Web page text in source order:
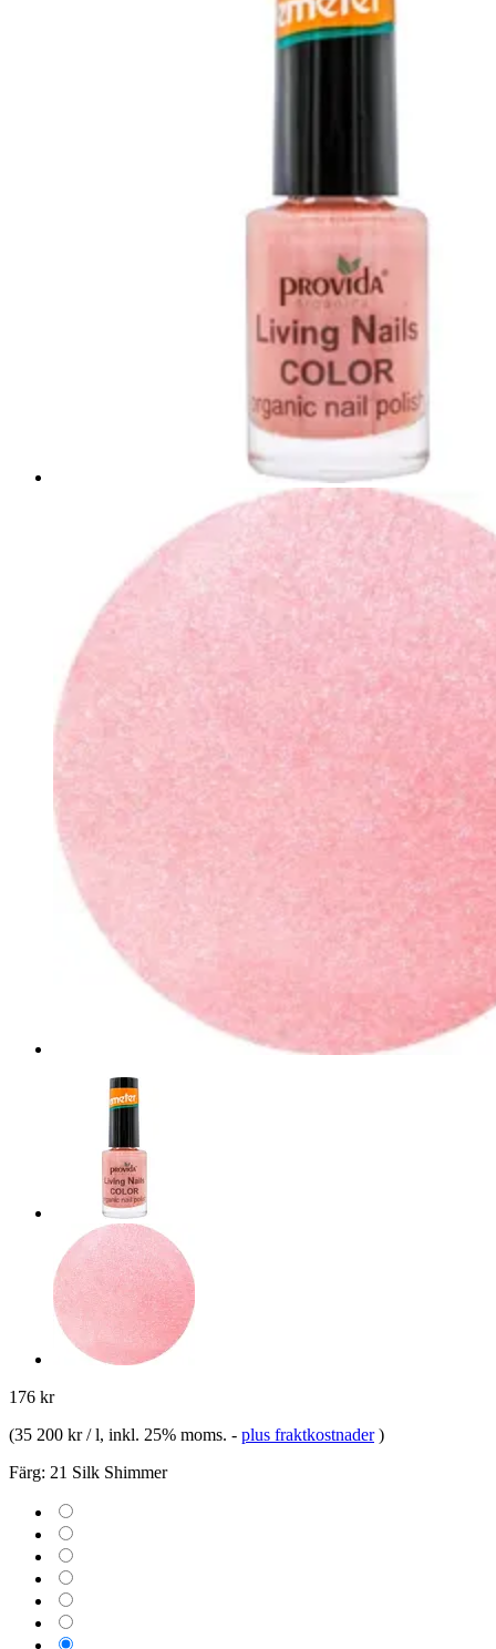
176 kr
(35 200 kr / l, inkl. 25% moms. - plus fraktkostnader )
Färg: 21 Silk Shimmer